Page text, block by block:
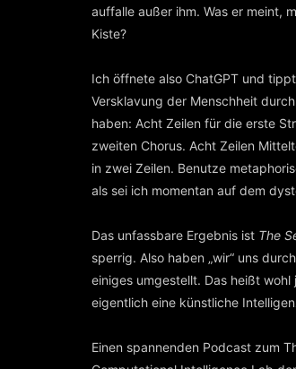
auffalle außer ihm. Was er meint,
Kiste?
Ich öffnete also ChatGPT und
Versklavung der Menschheit
haben: Acht Zeilen für die erste
zweiten Chorus. Acht Zeilen
in zwei Zeilen. Benutze
als sei ich momentan auf dem
Das unfassbare Ergebnis ist The
sperrig. Also haben „wir“ uns
einiges umgestellt. Das heißt wohl
eigentlich eine künstliche
Einen spannenden Podcast zum